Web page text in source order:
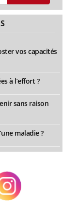
vos capacités
à l’effort ?
sans raison
maladie ?